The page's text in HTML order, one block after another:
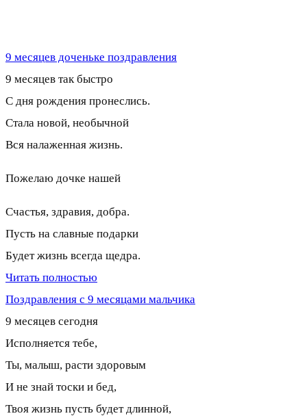
9 месяцев доченьке поздравления
9 месяцев так быстро
С дня рождения пронеслись.
Стала новой, необычной
Вся налаженная жизнь.
Пожелаю дочке нашей
Счастья, здравия, добра.
Пусть на славные подарки
Будет жизнь всегда щедра.
Читать полностью
Поздравления с 9 месяцами мальчика
9 месяцев сегодня
Исполняется тебе,
Ты, малыш, расти здоровым
И не знай тоски и бед,
Твоя жизнь пусть будет длинной,